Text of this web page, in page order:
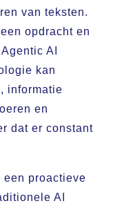
van teksten.
opdracht en
AI
kan
informatie
en
dat er constant
proactieve
AI